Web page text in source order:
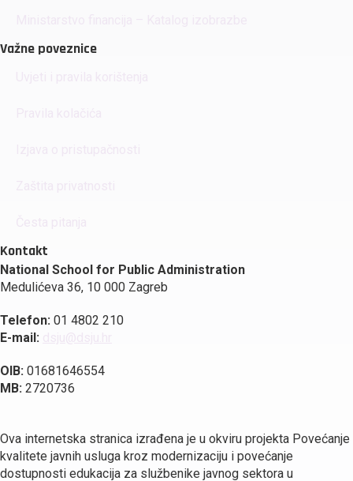
Važne poveznice
Kontakt
National School for Public Administration
Medulićeva 36, 10 000 Zagreb
Telefon: 01 4802 210
E-mail:
OIB: 01681646554
MB: 2720736
Ova internetska stranica izrađena je u okviru projekta Povećanje
kvalitete javnih usluga kroz modernizaciju i povećanje
dostupnosti edukacija za službenike javnog sektora u